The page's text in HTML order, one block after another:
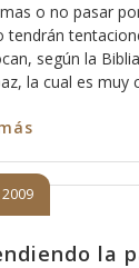
o no pasar
tendrán
según la
la cual es
la